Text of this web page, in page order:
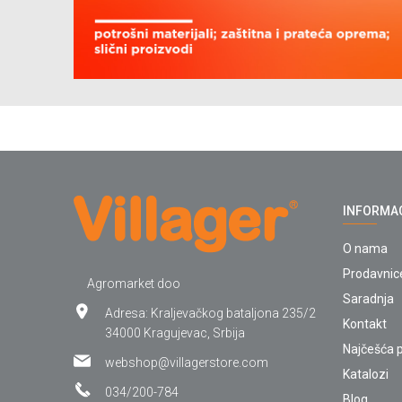
Agromarket doo
Adresa: Kraljevačkog bataljona 235/2
34000 Kragujevac, Srbija
webshop@villagerstore.com
034/200-784
O nama
Saradnja
Kontakt
Najčešća
Katalozi